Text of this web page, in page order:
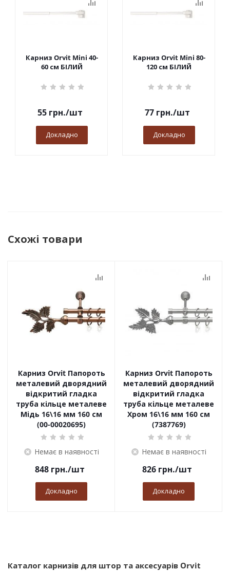
Карниз Orvit Mini 40-
60 см БІЛИЙ
55грн./шт
Докладно
Карниз Orvit Mini 80-
120 см БІЛИЙ
77грн./шт
Докладно
Схожі товари
Карниз Orvit Папороть
металевий дворядний
відкритий гладка
труба кільце металеве
Мідь 16\16 мм 160 см
(00-00020695)
Немає в наявності
848грн./шт
Докладно
Карниз Orvit Папороть
металевий дворядний
відкритий гладка
труба кільце металеве
Хром 16\16 мм 160 см
(7387769)
Немає в наявності
826грн./шт
Докладно
Каталог карнизів для штор та аксесуарів Orvit